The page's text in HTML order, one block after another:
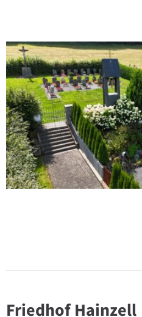
Friedhof Hainzell